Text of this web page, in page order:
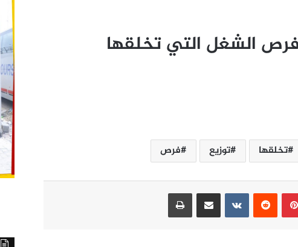
الشغل التي تخلقها
تخلقها توزيع فرص
بينتيريست مشاركة عبر البريد طباعة